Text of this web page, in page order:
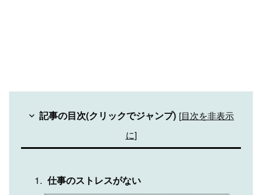
記事の目次(クリックでジャンプ) [目次を非表示
に]
仕事のストレスがない